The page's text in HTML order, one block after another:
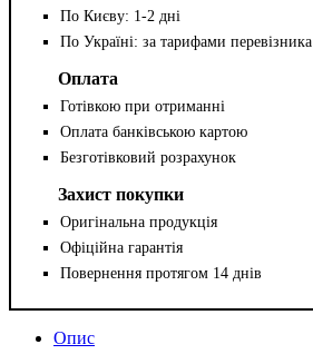
По Києву: 1-2 дні
По Україні: за тарифами перевізника
Оплата
Готівкою при отриманні
Оплата банківською картою
Безготівковий розрахунок
Захист покупки
Оригінальна продукція
Офіційна гарантія
Повернення протягом 14 днів
Опис